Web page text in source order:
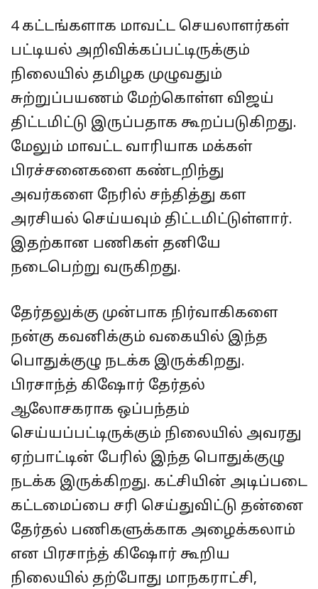
4 கட்டங்களாக மாவட்ட செயலாளர்கள்
பட்டியல் அறிவிக்கப்பட்டிருக்கும்
நிலையில் தமிழக முழுவதும்
சுற்றுப்பயணம் மேற்கொள்ள விஜய்
திட்டமிட்டு இருப்பதாக கூறப்படுகிறது.
மேலும் மாவட்ட வாரியாக மக்கள்
பிரச்சனைகளை கண்டறிந்து
அவர்களை நேரில் சந்தித்து கள
அரசியல் செய்யவும் திட்டமிட்டுள்ளார்.
இதற்கான பணிகள் தனியே
நடைபெற்று வருகிறது.
தேர்தலுக்கு முன்பாக நிர்வாகிகளை
நன்கு கவனிக்கும் வகையில் இந்த
பொதுக்குழு நடக்க இருக்கிறது.
பிரசாந்த் கிஷோர் தேர்தல்
ஆலோசகராக ஒப்பந்தம்
செய்யப்பட்டிருக்கும் நிலையில் அவரது
ஏற்பாட்டின் பேரில் இந்த பொதுக்குழு
நடக்க இருக்கிறது. கட்சியின் அடிப்படை
கட்டமைப்பை சரி செய்துவிட்டு தன்னை
தேர்தல் பணிகளுக்காக அழைக்கலாம்
என பிரசாந்த் கிஷோர் கூறிய
நிலையில் தற்போது மாநகராட்சி,